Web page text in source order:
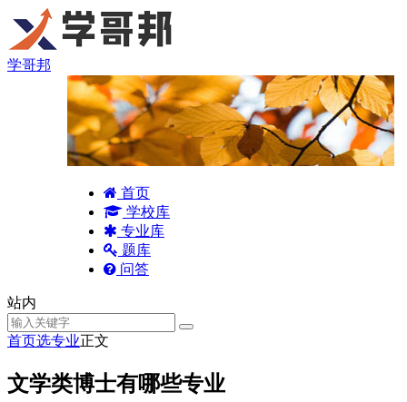
学哥邦
首页
学校库
专业库
题库
问答
站内
首页选专业正文
文学类博士有哪些专业